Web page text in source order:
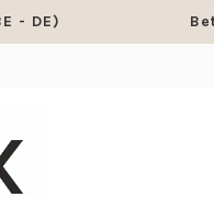
- DE)